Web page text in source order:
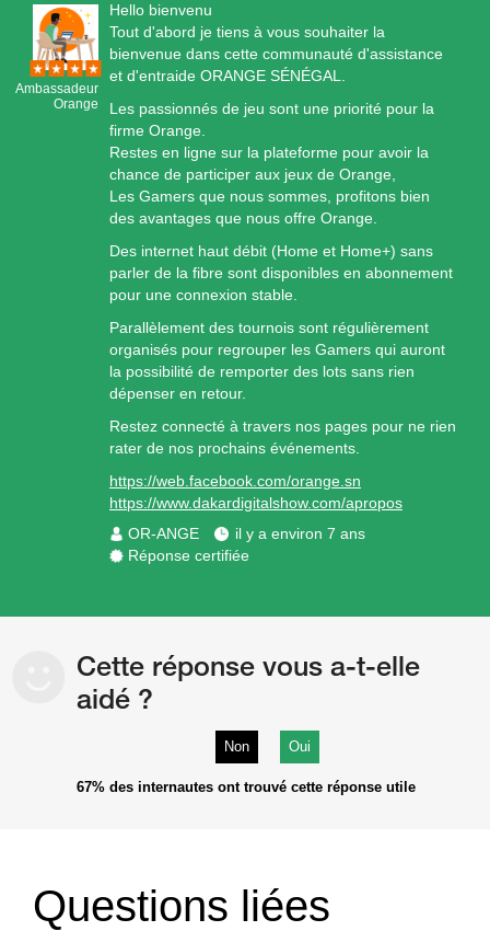
Ambassadeur
Orange
Hello bienvenu
Tout d'abord je tiens à vous souhaiter la
bienvenue dans cette communauté d'assistance
et d'entraide ORANGE SÉNÉGAL.
Les passionnés de jeu sont une priorité pour la
firme Orange.
Restes en ligne sur la plateforme pour avoir la
chance de participer aux jeux de Orange,
Les Gamers que nous sommes, profitons bien
des avantages que nous offre Orange.
Des internet haut débit (Home et Home+) sans
parler de la fibre sont disponibles en abonnement
pour une connexion stable.
Parallèlement des tournois sont régulièrement
organisés pour regrouper les Gamers qui auront
la possibilité de remporter des lots sans rien
dépenser en retour.
Restez connecté à travers nos pages pour ne rien
rater de nos prochains événements.
https://web.facebook.com/orange.sn
https://www.dakardigitalshow.com/apropos
OR-ANGE
il y a environ 7 ans
Réponse certifiée
Cette réponse vous a-t-elle
aidé ?
Non Oui
67% des internautes ont trouvé cette réponse utile
Questions liées